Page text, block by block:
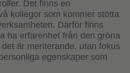
Det finns en
kollegor som kommer stötta
Därför finns
ha erfarenhet från den gröna
är meriterande, utan fokus
egenskaper som